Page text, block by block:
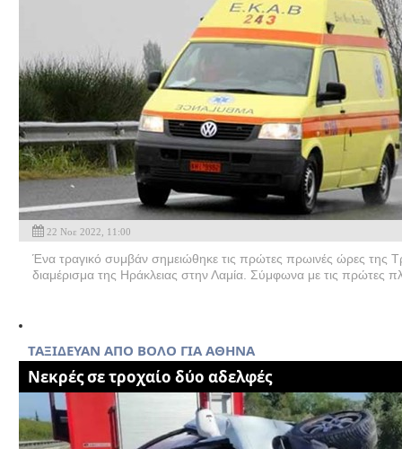
22 Νοε 2022, 11:00
Ένα τραγικό συμβάν σημειώθηκε τις πρώτες πρωινές ώρες της
διαμέρισμα της Ηράκλειας στην Λαμία. Σύμφωνα με τις πρώτες
ΤΑΞΙΔΕΥΑΝ ΑΠΟ ΒΟΛΟ ΓΙΑ ΑΘΗΝΑ
Nεκρές σε τροχαίο δύο αδελφές